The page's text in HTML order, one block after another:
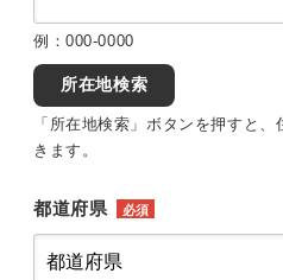
例：000-0000
所在地検索
「所在地検索」ボタンを押すと
きます。
都道府県 必須